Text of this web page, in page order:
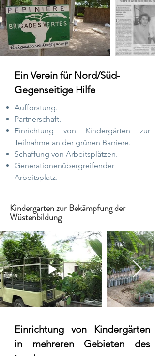
Ein Verein für Nord/Süd-
Gegenseitige Hilfe
Aufforstung.
Partnerschaft.
Einrichtung von Kindergärten zur
Teilnahme an der grünen Barriere.
Schaffung von Arbeitsplätzen.
Generationenübergreifender
Arbeitsplatz.
Kindergarten zur Bekämpfung der
Wüstenbildung
Einrichtung von Kindergärten
in mehreren Gebieten des